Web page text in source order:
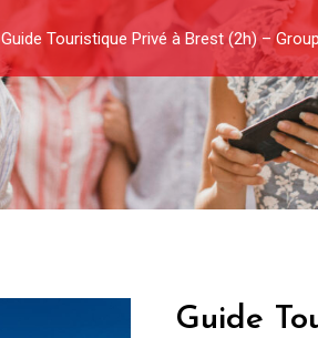
Guide Touristique Privé à Brest (2h) –
Guide